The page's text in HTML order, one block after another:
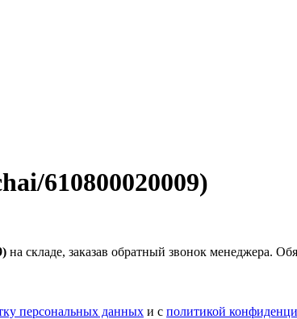
610800020009)
на складе, заказав обратный звонок менеджера.
персональных данных и с политикой